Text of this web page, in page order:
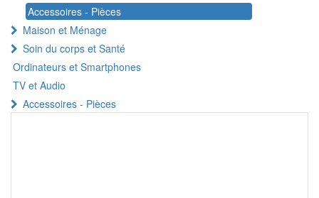
Accessoires - Pièces
Maison et Ménage
Soin du corps et Santé
Ordinateurs et Smartphones
TV et Audio
Accessoires - Pièces